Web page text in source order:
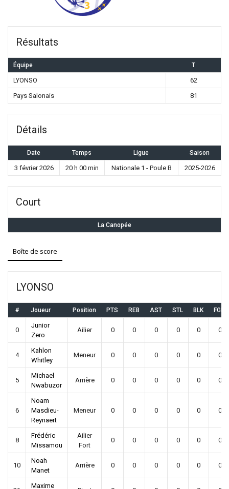
Résultats
Équipe T
LYONSO
62
Pays Salonais
81
Détails
Date Temps Ligue Saison
3 février 2026 20 h 00 min Nationale 1 - Poule B 2025-2026
Court
La Canopée
Boîte de score
LYONSO
# Joueur Position PTS REB AST STL BLK FGM
0
Junior
Zero
Ailier 0 0 0 0 0 0
4
Kahlon
Whitley
Meneur 0 0 0 0 0 0
5
Michael
Nwabuzor
Arrière 0 0 0 0 0 0
6
Noam
Masdieu-
Reynaert
Meneur 0 0 0 0 0 0
8
Frédéric
Missamou
Ailier
Fort
0 0 0 0 0 0
10
Noah
Manet
Arrière 0 0 0 0 0 0
Maxime